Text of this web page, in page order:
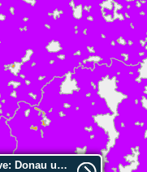
Habitats directive: Donau und Altwässer zwischen Regensburg und Straubing